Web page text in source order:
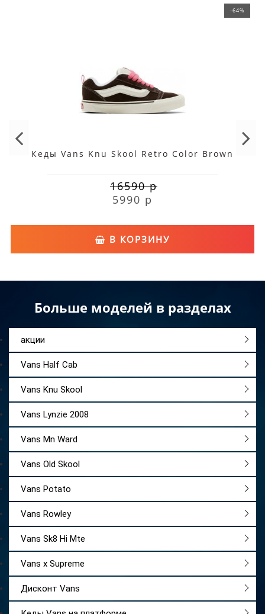
-64%
Кеды Vans Knu Skool Retro Color Brown
16590 р
5990 р
В КОРЗИНУ
Больше моделей в разделах
акции
Vans Half Cab
Vans Knu Skool
Vans Lynzie 2008
Vans Mn Ward
Vans Old Skool
Vans Potato
Vans Rowley
Vans Sk8 Hi Mte
Vans x Supreme
Дисконт Vans